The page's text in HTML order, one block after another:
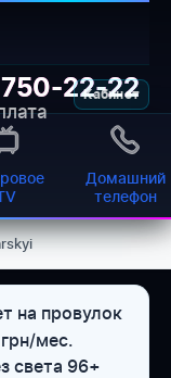
Кабинет
22-22
Домашний
телефон
на провулок
мес.
света 96+